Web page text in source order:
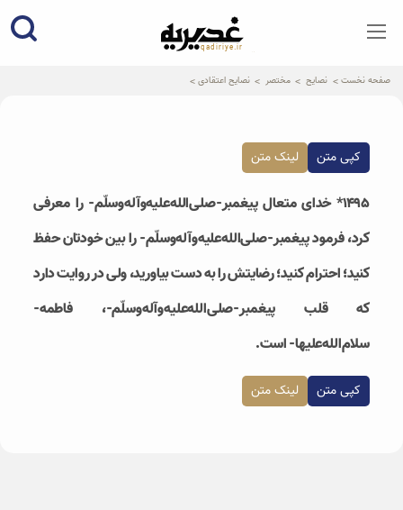
qadiriye.ir
نشریه ی غدیریه-بیانات استاد
صفحه نخست نصایح مختصر نصایح اعتقادی
کپی متن لینک متن
۱۴۹۵* خدای متعال پیغمبر-صلی‌الله‌علیه‌وآله‌وسلّم- را معرفی
کرد، فرمود پیغمبر-صلی‌الله‌علیه‌وآله‌وسلّم- را بین خودتان حفظ
کنید؛ احترام کنید؛ رضایتش را به دست بیاورید، ولی در روایت دارد
که قلب پیغمبر-صلی‌الله‌علیه‌وآله‌وسلّم-، فاطمه-
سلام‌الله‌علیها- است.
کپی متن لینک متن